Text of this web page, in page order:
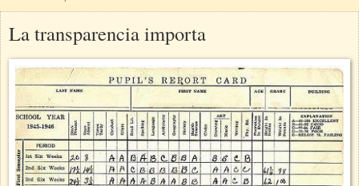
La transparencia importa